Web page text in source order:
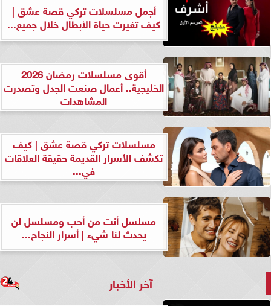
أجمل مسلسلات تركي قصة عشق |
كيف تغيرت حياة الأبطال خلال جميع...
أقوى مسلسلات رمضان 2026
الخليجية.. أعمال صنعت الجدل وتصدرت
المشاهدات
مسلسلات تركي قصة عشق | كيف
تكشف الأسرار القديمة حقيقة العلاقات
في...
مسلسل أنت من أحب ومسلسل لن
يحدث لنا شيء | أسرار النجاح...
آخر الأخبار